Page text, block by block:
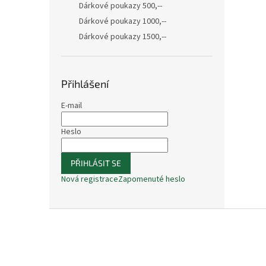
Dárkové poukazy 500,--
Dárkové poukazy 1000,--
Dárkové poukazy 1500,--
Přihlášení
E-mail
Heslo
PŘIHLÁSIT SE
Nová registraceZapomenuté heslo